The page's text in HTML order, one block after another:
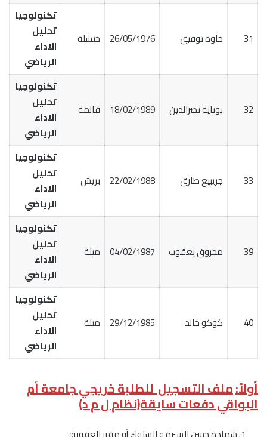
31 خاوة توفيق 26/05/1976 خنشلة
تكنولوجيا
تحليل
الاداء
الرياضي
32 بوناية نصرالدين 18/02/1989 قالمة
تكنولوجيا
تحليل
الاداء
الرياضي
33 جريبيع طارق 22/02/1988 بريش
تكنولوجيا
تحليل
الاداء
الرياضي
39 محروق يعقوب 04/02/1987 ميلة
تكنولوجيا
تحليل
الاداء
الرياضي
40 كوكو خالد 29/12/1985 ميلة
تكنولوجيا
تحليل
الاداء
الرياضي
أولاً:ملف التسجيل للطلبة خريجي جامعة أم
البواقي دفعات سايقة(نظام ل م د)